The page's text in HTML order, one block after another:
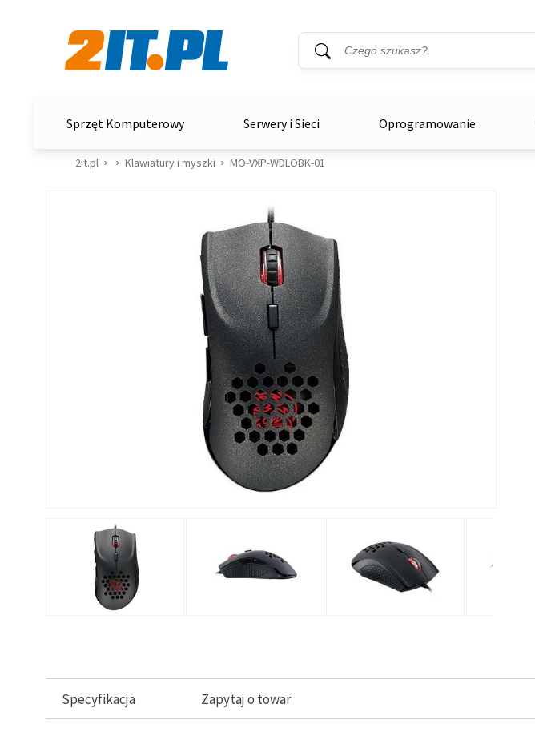
Wyszukiwarka
Słowo kluczowe
Sprzęt Komputerowy Serwery i Sieci Oprogramowanie
2it.pl Klawiatury i myszki MO-VXP-WDLOBK-01
Specyfikacja Zapytaj o towar